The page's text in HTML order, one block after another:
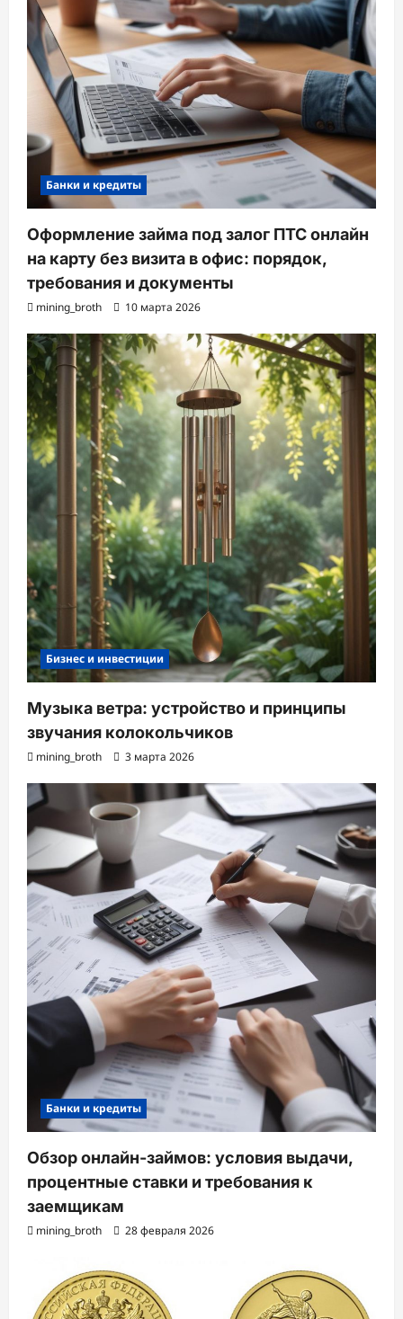
Банки и кредиты
Оформление займа под залог ПТС онлайн
на карту без визита в офис: порядок,
требования и документы
mining_broth 10 марта 2026
Бизнес и инвестиции
Музыка ветра: устройство и принципы
звучания колокольчиков
mining_broth 3 марта 2026
Банки и кредиты
Обзор онлайн-займов: условия выдачи,
процентные ставки и требования к
заемщикам
mining_broth 28 февраля 2026